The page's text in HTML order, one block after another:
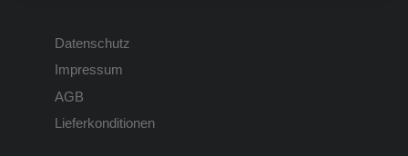
Datenschutz
Impressum
AGB
Lieferkonditionen